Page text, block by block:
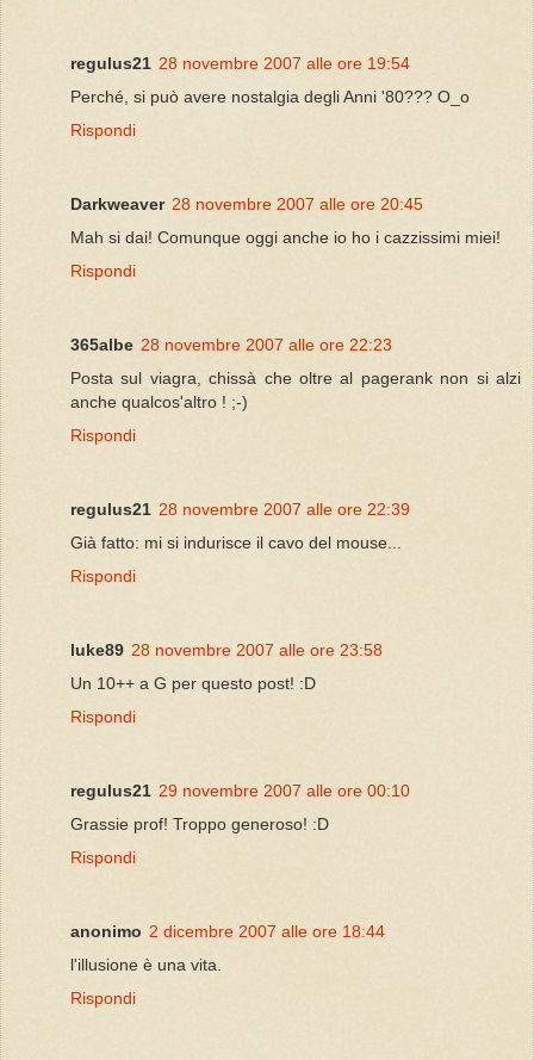
regulus21 28 novembre 2007 alle ore 19:54
Perché, si può avere nostalgia degli Anni '80??? O_o
Rispondi
Darkweaver 28 novembre 2007 alle ore 20:45
Mah si dai! Comunque oggi anche io ho i cazzissimi miei!
Rispondi
365albe 28 novembre 2007 alle ore 22:23
Posta sul viagra, chissà che oltre al pagerank non si alzi
anche qualcos'altro ! ;-)
Rispondi
regulus21 28 novembre 2007 alle ore 22:39
Già fatto: mi si indurisce il cavo del mouse...
Rispondi
luke89 28 novembre 2007 alle ore 23:58
Un 10++ a G per questo post! :D
Rispondi
regulus21 29 novembre 2007 alle ore 00:10
Grassie prof! Troppo generoso! :D
Rispondi
anonimo 2 dicembre 2007 alle ore 18:44
l'illusione è una vita.
Rispondi